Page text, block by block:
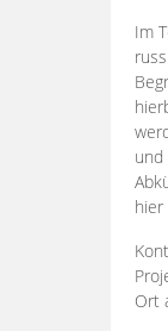
Im
und
Ort